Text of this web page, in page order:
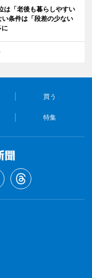
は「老後も暮らしやすい
条件は「段差の少ない
買う
特集